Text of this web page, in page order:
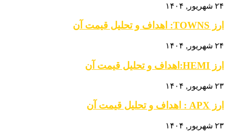
۲۴ شهریور, ۱۴۰۴
ارز TOWNS: اهداف و تحلیل قیمت آن
۲۴ شهریور, ۱۴۰۴
ارز HEMI:اهداف و تحلیل قیمت آن
۲۳ شهریور, ۱۴۰۴
ارز APX : اهداف و تحلیل قیمت آن
۲۳ شهریور, ۱۴۰۴